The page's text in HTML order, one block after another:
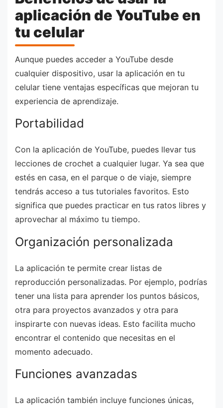
aplicación de YouTube en
tu celular
Aunque puedes acceder a YouTube desde
cualquier dispositivo, usar la aplicación en tu
celular tiene ventajas específicas que mejoran tu
experiencia de aprendizaje.
Portabilidad
Con la aplicación de YouTube, puedes llevar tus
lecciones de crochet a cualquier lugar. Ya sea que
estés en casa, en el parque o de viaje, siempre
tendrás acceso a tus tutoriales favoritos. Esto
significa que puedes practicar en tus ratos libres y
aprovechar al máximo tu tiempo.
Organización personalizada
La aplicación te permite crear listas de
reproducción personalizadas. Por ejemplo, podrías
tener una lista para aprender los puntos básicos,
otra para proyectos avanzados y otra para
inspirarte con nuevas ideas. Esto facilita mucho
encontrar el contenido que necesitas en el
momento adecuado.
Funciones avanzadas
La aplicación también incluye funciones únicas,